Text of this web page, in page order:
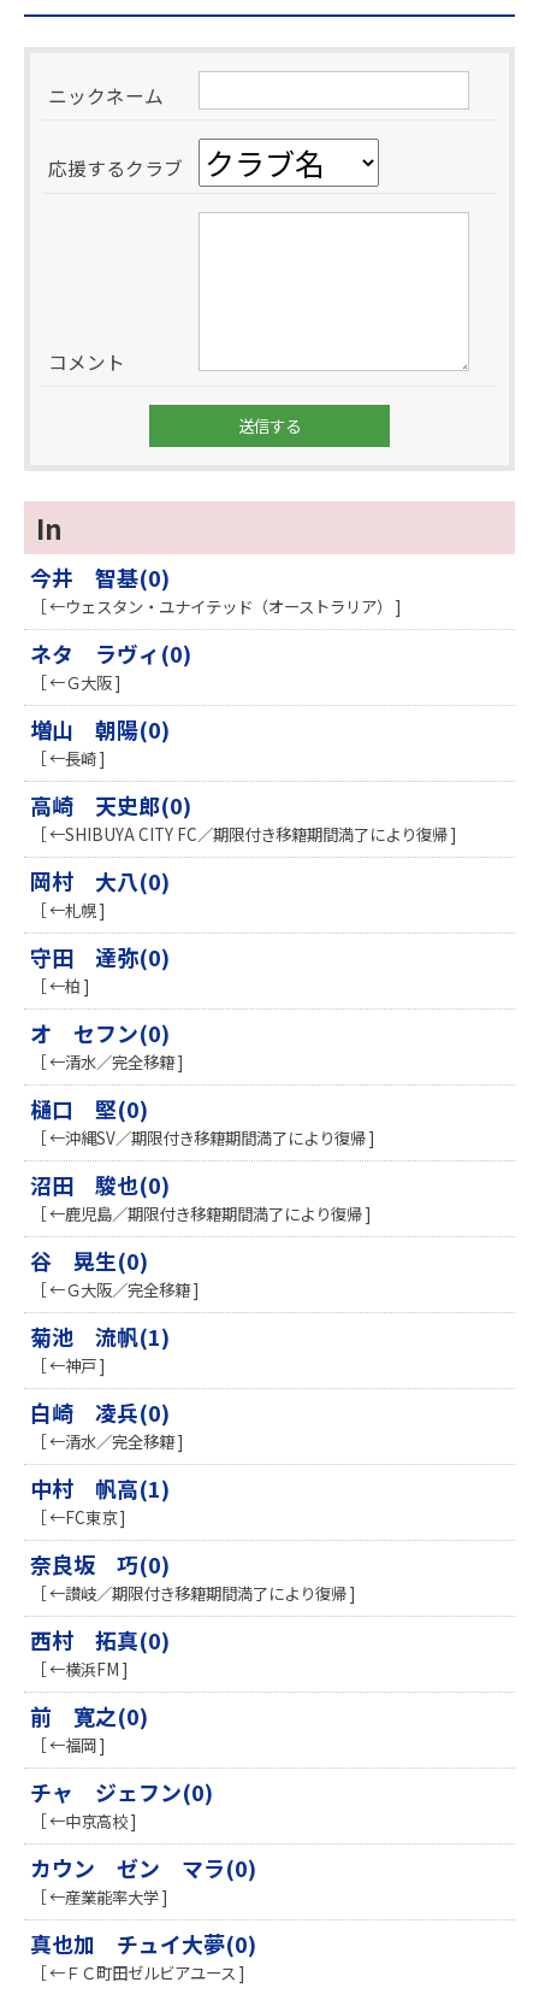
ニックネーム
応援するクラブ
コメント
In
今井 智基(0)
［ ←ウェスタン・ユナイテッド（オーストラリア） ]
ネタ ラヴィ(0)
［ ←Ｇ大阪 ]
増山 朝陽(0)
［ ←長崎 ]
高崎 天史郎(0)
［ ←SHIBUYA CITY FC／期限付き移籍期間満了により復帰 ]
岡村 大八(0)
［ ←札幌 ]
守田 達弥(0)
［ ←柏 ]
オ セフン(0)
［ ←清水／完全移籍 ]
樋口 堅(0)
［ ←沖縄SV／期限付き移籍期間満了により復帰 ]
沼田 駿也(0)
［ ←鹿児島／期限付き移籍期間満了により復帰 ]
谷 晃生(0)
［ ←Ｇ大阪／完全移籍 ]
菊池 流帆(1)
［ ←神戸 ]
白崎 凌兵(0)
［ ←清水／完全移籍 ]
中村 帆高(1)
［ ←FC東京 ]
奈良坂 巧(0)
［ ←讃岐／期限付き移籍期間満了により復帰 ]
西村 拓真(0)
［ ←横浜FM ]
前 寛之(0)
［ ←福岡 ]
チャ ジェフン(0)
［ ←中京高校 ]
カウン ゼン マラ(0)
［ ←産業能率大学 ]
真也加 チュイ大夢(0)
［ ←ＦＣ町田ゼルビアユース ]